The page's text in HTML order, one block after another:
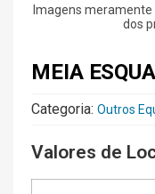
Imagens
dos
MEIA
Categoria: Outros
Valores de